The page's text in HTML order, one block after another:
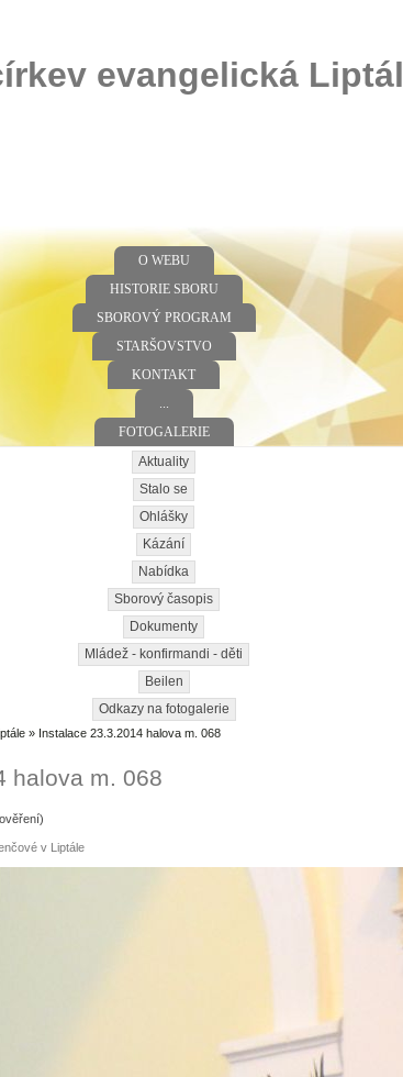
evangelická Liptál
O WEBU
HISTORIE SBORU
SBOROVÝ PROGRAM
STARŠOVSTVO
KONTAKT
FOTOGALERIE
Aktuality
Stalo se
Ohlášky
Kázání
Nabídka
Sborový časopis
Dokumenty
Mládež - konfirmandi - děti
Beilen
Odkazy na fotogalerie
» Instalace 23.3.2014 halova m. 068
halova m. 068
v Liptále